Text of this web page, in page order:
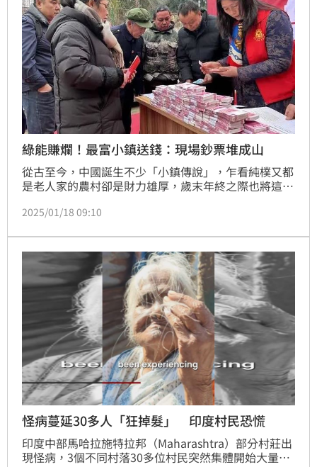
綠能賺爛！最富小鎮送錢：現場鈔票堆成山
從古至今，中國誕生不少「小鎮傳說」，乍看純樸又都
是老人家的農村卻是財力雄厚，歲末年終之際也將這些
最富小鎮的龍德鎮的一場「發錢秀」，就引發了許多網
2025/01/18 09:10
怪病蔓延30多人「狂掉髮」 印度村民恐慌
印度中部馬哈拉施特拉邦（Maharashtra）部分村莊出
現怪病，3個不同村落30多位村民突然集體開始大量掉